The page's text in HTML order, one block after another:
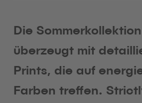
Die
überzeugt mit
Prints, die auf
Farben treffen.